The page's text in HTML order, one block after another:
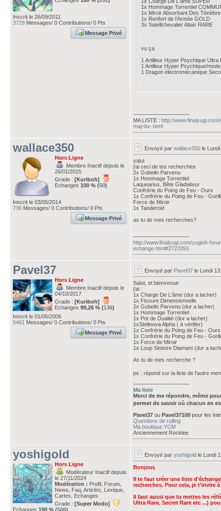
Inscrit le 26/09/2011
3729 Messages/ 0 Contributions/ 0 Pts
Message Privé
1x Hommage Torrentiel
1x Miroir Absorbant Des
1x Renfort de l'Armée GOLD
3x Satellchevalier Altaïr RARE
vu ça
1 Artilleur Hyper Psychique Ultra
1 Artilleur Hyper Psychique/
1 Dragon électromécanique
MA LISTE : http://
maj-du-.html
wallace350
Hors Ligne
Membre Inactif depuis le
26/01/2015
Grade : [Kuriboh]
Echanges 100 % (50)
Inscrit le 03/05/2014
736 Messages/ 0 Contributions/ 0 Pts
Message Privé
Envoyé par wallace350 le
salut
j'ai ceci de tes recherches
2x Gobelin Parvenu
1x Hommage Torrentiel
Laquearius, Bête Gladaiteur
Confrérie du Poing de Feu - Ours
1x Confrérie du Poing de Feu -
Force de Miroir
1x Tanderoid
as tu de mes recherches?
http://www.finalyugi.com/yugioh-
echange.html#2723393
Pavel37
Hors Ligne
Membre Inactif depuis le
04/10/2017
Grade : [Kuriboh]
Echanges 99,26 % (136)
Inscrit le 01/06/2006
5461 Messages/ 0 Contributions/ 0 Pts
Message Privé
Envoyé par Pavel37 le Lundi
Salut, et bienvenue
j'ai :
1x Charge De L'âme (dur a lacher)
1x Fissure Dimensionnelle
2x Gobelin Parvenu (dur a lacher)
1x Hommage Torrentiel
1x Pot de Dualité (dur a lacher)
1xStellnova Alpha ( à vérifier)
1x Confrérie du Poing de Feu -
1x Confrérie du Poing de Feu -
1x Force de Miroir
1x Loup Sinistre Diamant (dur a
As tu de mes recherche ?
ps : répond sur la liste de l'autre
Ma liste
Merci de me répondre, même
permet de savoir où chacun en
Pavel37 ou Pavel37100 pour les
Questions de rulling
Ma boutique YCM
Anciennement Rocklee
yoshigold
Hors Ligne
Modérateur Inactif depuis
le 27/11/2024
Modération : Profil, Forum,
News, Faq, Articles, Lexique,
Cartes, Echanges
Grade : [Super Modo]
Echanges 100 % (506)
Envoyé par yoshigold le Lundi
Bonjour,
Il te faut créer une liste
recherches. Pour cela, je t'invite
Il faut aussi que tu mettes les
Ultra Rare, Secret Rare etc ...)